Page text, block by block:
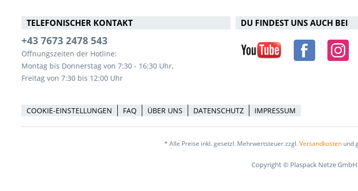
TELEFONISCHER KONTAKT
+43 7673 2478 543
Öffnungszeiten der Hotline:
Montag bis Donnerstag von 7:30 - 16:30 Uhr,
Freitag von 7:30 bis 12:00 Uhr
DU FINDEST UNS AUCH BEI
COOKIE-EINSTELLUNGEN FAQ ÜBER UNS DATENSCHUTZ IMPRESSUM
* Alle Preise inkl. gesetzl. Mehrwertsteuer zzgl.Versandkostenund
Copyright © Plaspack Netze